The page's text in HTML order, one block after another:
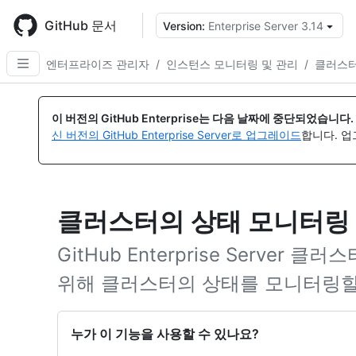
main
content
GitHub 문서 Version: Enterprise Server 3.14
엔터프라이즈 관리자 / 인스턴스 모니터링 및 관리 / 클러스
이 버전의 GitHub Enterprise는 다음 날짜에 중단되었습니다.
신 버전의 GitHub Enterprise Server로 업그레이드합니다.
클러스터의 상태 모니터링
GitHub Enterprise Server 클러스
위해 클러스터의 상태를 모니터링
누가 이 기능을 사용할 수 있나요?